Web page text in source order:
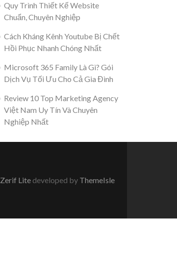
Quy Trình Thiết Kế Website
Chuẩn, Chuyên Nghiệp
Cách Kháng Kênh Youtube Bị Chết
Hồi Phục Nhanh Chóng Nhất
Microsoft 365 Family Là Gì? Gói
Dịch Vụ Tối Ưu Cho Cả Gia Đình
Review 10 Top Marketing Agency
Việt Nam Uy Tín Và Chuyên
Nghiệp Nhất
Zerif Lite developed by ThemeIsle